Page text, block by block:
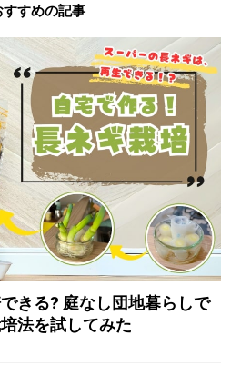
すすめの記事
きる? 庭なし団地暮らしで
法を試してみた